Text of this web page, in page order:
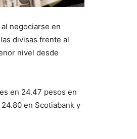
negociarse en
divisas frente al
nivel desde
en 24.47 pesos en
en Scotiabank y